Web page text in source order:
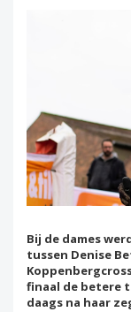
Bij de dames
tussen Denise
finaal de betere
daags na haar